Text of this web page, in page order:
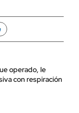
operado, le
con respiración